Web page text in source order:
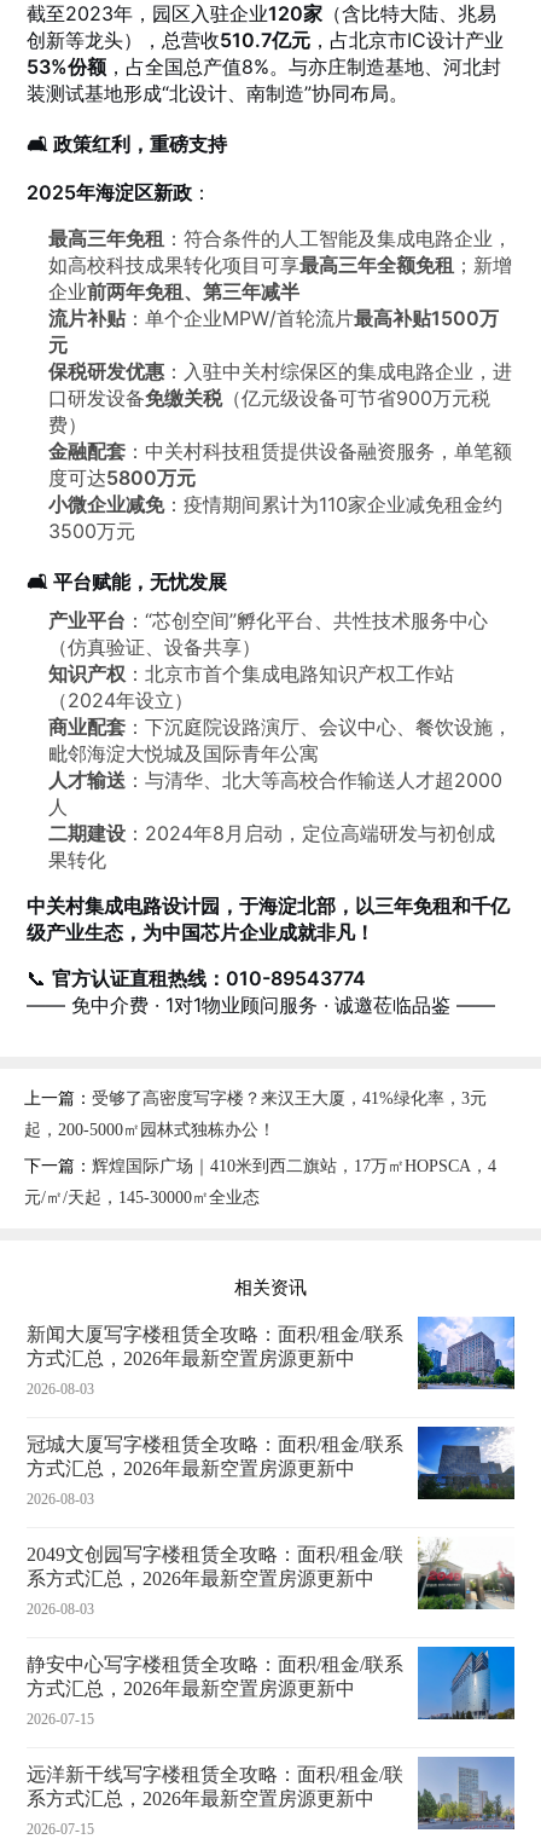
截至2023年，园区入驻企业120家 （含比特大陆、兆易
创新等龙头），总营收510.7亿元 ，占北京市IC设计产业
53%份额 ，占全国总产值8%。与亦庄制造基地、河北封
装测试基地形成“北设计、南制造”协同布局。
🛋️ 政策红利，重磅支持
2025年海淀区新政 ：
最高三年免租 ：符合条件的人工智能及集成电路企业，
如高校科技成果转化项目可享最高三年全额免租 ；新增
企业前两年免租、第三年减半
流片补贴：单个企业MPW/首轮流片最高补贴1500万
元
保税研发优惠 ：入驻中关村综保区的集成电路企业，进
口研发设备免缴关税（亿元级设备可节省900万元税
费）
金融配套 ：中关村科技租赁提供设备融资服务，单笔额
度可达5800万元
小微企业减免：疫情期间累计为110家企业减免租金约
3500万元
🛋️ 平台赋能，无忧发展
产业平台 ：“芯创空间”孵化平台、共性技术服务中心
（仿真验证、设备共享）
知识产权 ：北京市首个集成电路知识产权工作站
（2024年设立）
商业配套 ：下沉庭院设路演厅、会议中心、餐饮设施，
毗邻海淀大悦城及国际青年公寓
人才输送 ：与清华、北大等高校合作输送人才超2000
人
二期建设 ：2024年8月启动，定位高端研发与初创成
果转化
中关村集成电路设计园，于海淀北部，以三年免租和千亿
级产业生态，为中国芯片企业成就非凡！
📞官方认证直租热线：010-89543774
—— 免中介费 · 1对1物业顾问服务 · 诚邀莅临品鉴 ——
上一篇： 受够了高密度写字楼？来汉王大厦，41%绿化率，3元
起，200-5000㎡园林式独栋办公！
下一篇： 辉煌国际广场｜410米到西二旗站，17万㎡HOPSCA，4
元/㎡/天起，145-30000㎡全业态
相关资讯
新闻大厦写字楼租赁全攻略：面积/租金/联系
方式汇总，2026年最新空置房源更新中
2026-08-03
冠城大厦写字楼租赁全攻略：面积/租金/联系
方式汇总，2026年最新空置房源更新中
2026-08-03
2049文创园写字楼租赁全攻略：面积/租金/联
系方式汇总，2026年最新空置房源更新中
2026-08-03
静安中心写字楼租赁全攻略：面积/租金/联系
方式汇总，2026年最新空置房源更新中
2026-07-15
远洋新干线写字楼租赁全攻略：面积/租金/联
系方式汇总，2026年最新空置房源更新中
2026-07-15